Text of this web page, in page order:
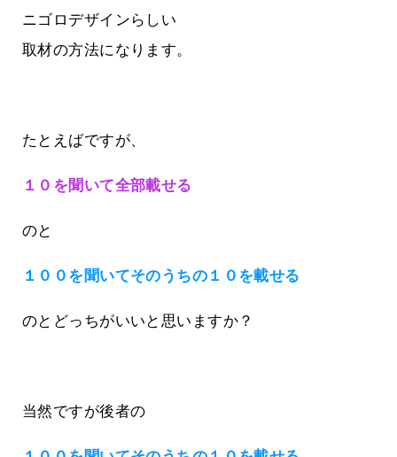
ニゴロデザインらしい
取材の方法になります。
たとえばですが、
１０を聞いて全部載せる
のと
１００を聞いてそのうちの１０を載せる
のとどっちがいいと思いますか？
当然ですが後者の